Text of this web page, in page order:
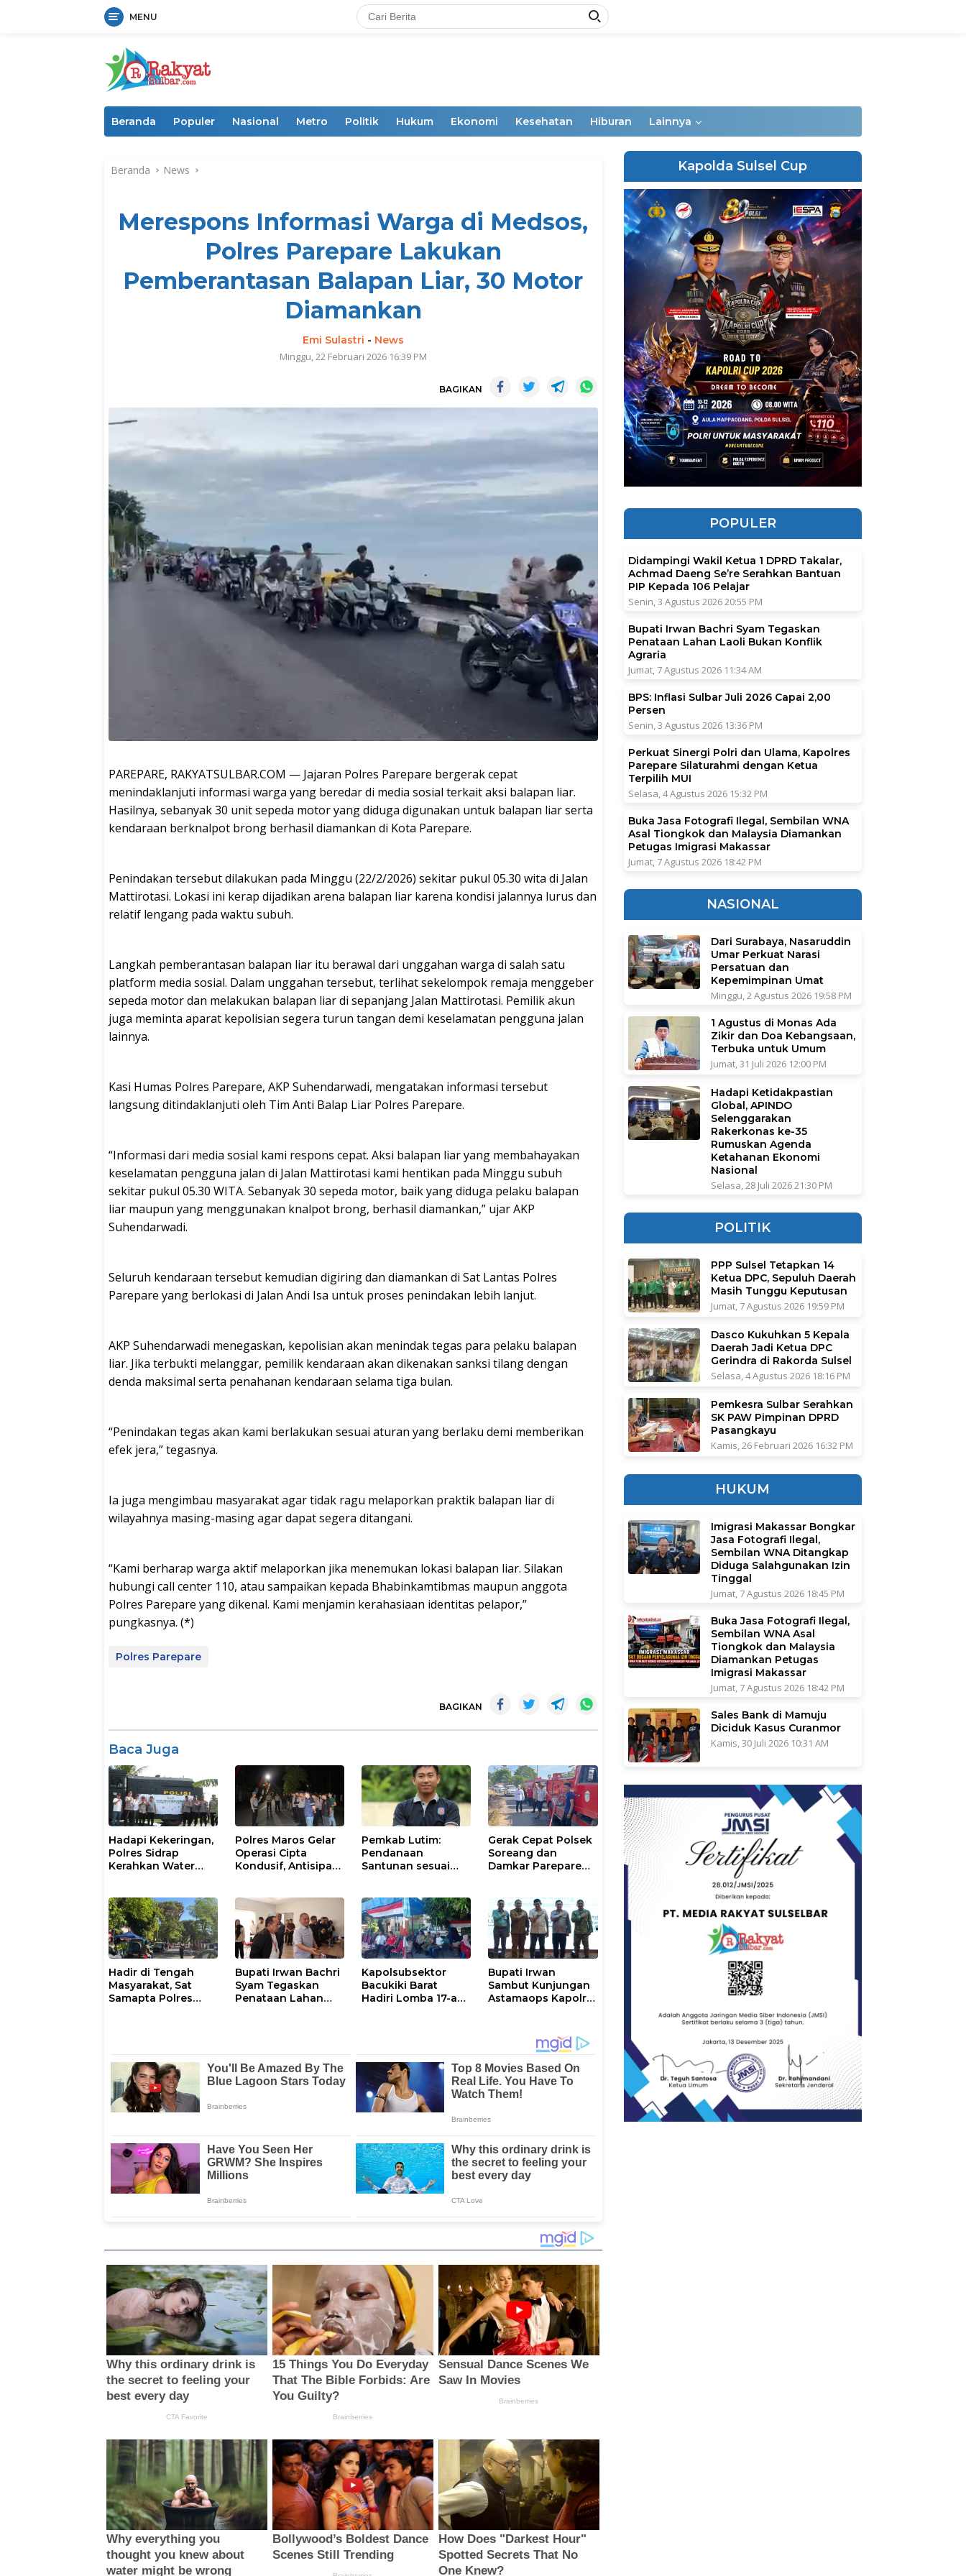
MENU
Beranda Populer Nasional Metro Politik Hukum Ekonomi Kesehatan Hiburan Lainnya
Beranda News
Merespons Informasi Warga di Medsos,
Polres Parepare Lakukan
Pemberantasan Balapan Liar, 30 Motor
Diamankan
Emi Sulastri - News
Minggu, 22 Februari 2026 16:39 PM
BAGIKAN
PAREPARE, RAKYATSULBAR.COM — Jajaran Polres Parepare bergerak cepat
menindaklanjuti informasi warga yang beredar di media sosial terkait aksi balapan liar.
Hasilnya, sebanyak 30 unit sepeda motor yang diduga digunakan untuk balapan liar serta
kendaraan berknalpot brong berhasil diamankan di Kota Parepare.
Penindakan tersebut dilakukan pada Minggu (22/2/2026) sekitar pukul 05.30 wita di Jalan
Mattirotasi. Lokasi ini kerap dijadikan arena balapan liar karena kondisi jalannya lurus dan
relatif lengang pada waktu subuh.
Langkah pemberantasan balapan liar itu berawal dari unggahan warga di salah satu
platform media sosial. Dalam unggahan tersebut, terlihat sekelompok remaja menggeber
sepeda motor dan melakukan balapan liar di sepanjang Jalan Mattirotasi. Pemilik akun
juga meminta aparat kepolisian segera turun tangan demi keselamatan pengguna jalan
lainnya.
Kasi Humas Polres Parepare, AKP Suhendarwadi, mengatakan informasi tersebut
langsung ditindaklanjuti oleh Tim Anti Balap Liar Polres Parepare.
“Informasi dari media sosial kami respons cepat. Aksi balapan liar yang membahayakan
keselamatan pengguna jalan di Jalan Mattirotasi kami hentikan pada Minggu subuh
sekitar pukul 05.30 WITA. Sebanyak 30 sepeda motor, baik yang diduga pelaku balapan
liar maupun yang menggunakan knalpot brong, berhasil diamankan,” ujar AKP
Suhendarwadi.
Seluruh kendaraan tersebut kemudian digiring dan diamankan di Sat Lantas Polres
Parepare yang berlokasi di Jalan Andi Isa untuk proses penindakan lebih lanjut.
AKP Suhendarwadi menegaskan, kepolisian akan menindak tegas para pelaku balapan
liar. Jika terbukti melanggar, pemilik kendaraan akan dikenakan sanksi tilang dengan
denda maksimal serta penahanan kendaraan selama tiga bulan.
“Penindakan tegas akan kami berlakukan sesuai aturan yang berlaku demi memberikan
efek jera,” tegasnya.
Ia juga mengimbau masyarakat agar tidak ragu melaporkan praktik balapan liar di
wilayahnya masing-masing agar dapat segera ditangani.
“Kami berharap warga aktif melaporkan jika menemukan lokasi balapan liar. Silakan
hubungi call center 110, atau sampaikan kepada Bhabinkamtibmas maupun anggota
Polres Parepare yang dikenal. Kami menjamin kerahasiaan identitas pelapor,”
pungkasnya. (*)
Polres Parepare
BAGIKAN
Baca Juga
Hadapi Kekeringan,
Polres Sidrap
Kerahkan Water
Polres Maros Gelar
Operasi Cipta
Kondusif, Antisipasi
Masyarakat
Pemkab Lutim:
Pendanaan
Santunan sesuai
Gerak Cepat Polsek
Soreang dan
Damkar Parepare
Hadir di Tengah
Masyarakat, Sat
Samapta Polres
Bupati Irwan Bachri
Syam Tegaskan
Penataan Lahan
Kapolsubsektor
Bacukiki Barat
Hadiri Lomba 17-an
Bupati Irwan
Sambut Kunjungan
Astamaops Kapolri
Luwu Timur
Kapolda Sulsel Cup
POPULER
Didampingi Wakil Ketua 1 DPRD Takalar,
Achmad Daeng Se’re Serahkan Bantuan
PIP Kepada 106 Pelajar
Senin, 3 Agustus 2026 20:55 PM
Bupati Irwan Bachri Syam Tegaskan
Penataan Lahan Laoli Bukan Konflik
Agraria
Jumat, 7 Agustus 2026 11:34 AM
BPS: Inflasi Sulbar Juli 2026 Capai 2,00
Persen
Senin, 3 Agustus 2026 13:36 PM
Perkuat Sinergi Polri dan Ulama, Kapolres
Parepare Silaturahmi dengan Ketua
Terpilih MUI
Selasa, 4 Agustus 2026 15:32 PM
Buka Jasa Fotografi Ilegal, Sembilan WNA
Asal Tiongkok dan Malaysia Diamankan
Petugas Imigrasi Makassar
Jumat, 7 Agustus 2026 18:42 PM
NASIONAL
Dari Surabaya, Nasaruddin
Umar Perkuat Narasi
Persatuan dan
Kepemimpinan Umat
Minggu, 2 Agustus 2026 19:58 PM
1 Agustus di Monas Ada
Zikir dan Doa Kebangsaan,
Terbuka untuk Umum
Jumat, 31 Juli 2026 12:00 PM
Hadapi Ketidakpastian
Global, APINDO
Selenggarakan
Rakerkonas ke-35
Rumuskan Agenda
Ketahanan Ekonomi
Nasional
Selasa, 28 Juli 2026 21:30 PM
POLITIK
PPP Sulsel Tetapkan 14
Ketua DPC, Sepuluh Daerah
Masih Tunggu Keputusan
Jumat, 7 Agustus 2026 19:59 PM
Dasco Kukuhkan 5 Kepala
Daerah Jadi Ketua DPC
Gerindra di Rakorda Sulsel
Selasa, 4 Agustus 2026 18:16 PM
Pemkesra Sulbar Serahkan
SK PAW Pimpinan DPRD
Pasangkayu
Kamis, 26 Februari 2026 16:32 PM
HUKUM
Imigrasi Makassar Bongkar
Jasa Fotografi Ilegal,
Sembilan WNA Ditangkap
Diduga Salahgunakan Izin
Tinggal
Jumat, 7 Agustus 2026 18:45 PM
Buka Jasa Fotografi Ilegal,
Sembilan WNA Asal
Tiongkok dan Malaysia
Diamankan Petugas
Imigrasi Makassar
Jumat, 7 Agustus 2026 18:42 PM
Sales Bank di Mamuju
Diciduk Kasus Curanmor
Kamis, 30 Juli 2026 10:31 AM